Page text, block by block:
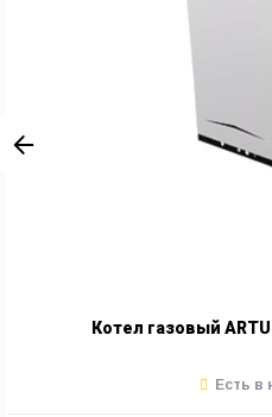
Котел газовый
Есть в